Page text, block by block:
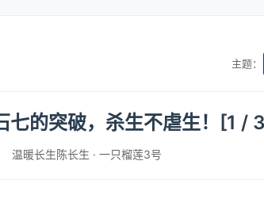
主题：
七的突破，杀生不虐生！[1 /
温暖长生陈长生 · 一只榴莲3号